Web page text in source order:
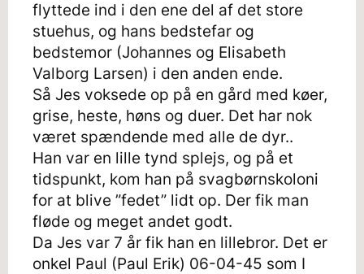
flyttede ind i den ene del af det store
stuehus, og hans bedstefar og
bedstemor (Johannes og Elisabeth
Valborg Larsen) i den anden ende.
Så Jes voksede op på en gård med køer,
grise, heste, høns og duer. Det har nok
været spændende med alle de dyr..
Han var en lille tynd splejs, og på et
tidspunkt, kom han på svagbørnskoloni
for at blive ”fedet” lidt op. Der fik man
fløde og meget andet godt.
Da Jes var 7 år fik han en lillebror. Det er
onkel Paul (Paul Erik) 06-04-45 som I